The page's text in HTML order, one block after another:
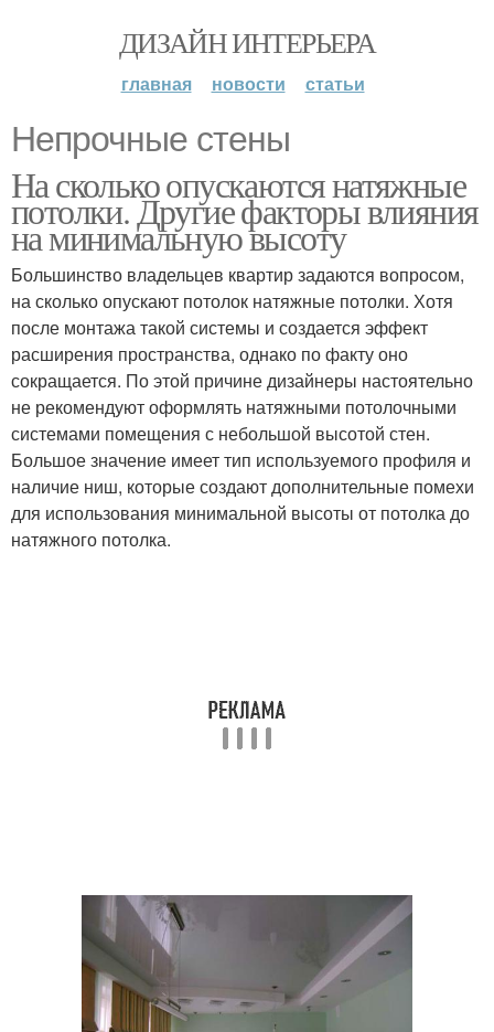
ДИЗАЙН ИНТЕРЬЕРА
главная новости статьи
Непрочные стены
На сколько опускаются натяжные
потолки. Другие факторы влияния
на минимальную высоту
Большинство владельцев квартир задаются вопросом,
на сколько опускают потолок натяжные потолки. Хотя
после монтажа такой системы и создается эффект
расширения пространства, однако по факту оно
сокращается. По этой причине дизайнеры настоятельно
не рекомендуют оформлять натяжными потолочными
системами помещения с небольшой высотой стен.
Большое значение имеет тип используемого профиля и
наличие ниш, которые создают дополнительные помехи
для использования минимальной высоты от потолка до
натяжного потолка.